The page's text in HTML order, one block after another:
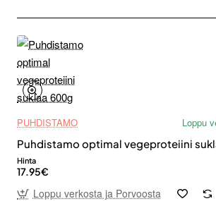
PUHDISTAMO
Loppu
Puhdistamo optimal vegeproteiini
Hinta
17.95€
Loppu verkosta ja Porvoosta